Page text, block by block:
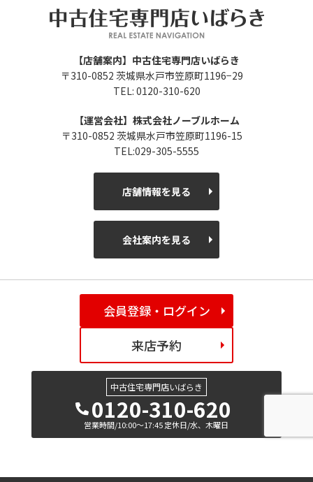
【店舗案内】中古住宅専門店いばらき
〒310-0852 茨城県水戸市笠原町1196−29
TEL: 0120-310-620
【運営会社】株式会社ノーブルホーム
〒310-0852 茨城県水戸市笠原町1196-15
TEL:029-305-5555
店舗情報を見る
会社案内を見る
会員登録・ログイン
来店予約
中古住宅専門店いばらき
0120-310-620
営業時間/10:00～17:45 定休日/水、木曜日